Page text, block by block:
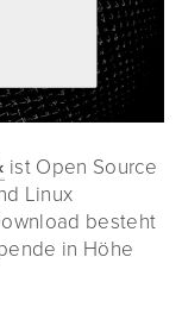
ist Open Source
Linux
besteht
in Höhe